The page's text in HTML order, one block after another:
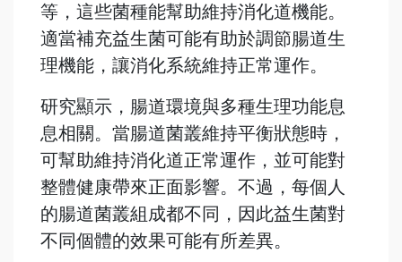
等，這些菌種能幫助維持消化道機能。
適當補充益生菌可能有助於調節腸道生
理機能，讓消化系統維持正常運作。
研究顯示，腸道環境與多種生理功能息
息相關。當腸道菌叢維持平衡狀態時，
可幫助維持消化道正常運作，並可能對
整體健康帶來正面影響。不過，每個人
的腸道菌叢組成都不同，因此益生菌對
不同個體的效果可能有所差異。